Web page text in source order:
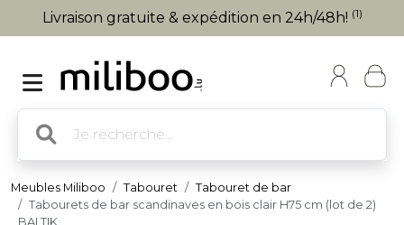
Livraison gratuite & expédition en 24h/48h! (1)
Meubles Miliboo Tabouret
Tabouret de bar
Tabourets de bar scandinaves en bois clair H75 cm (lot de 2)
BALTIK